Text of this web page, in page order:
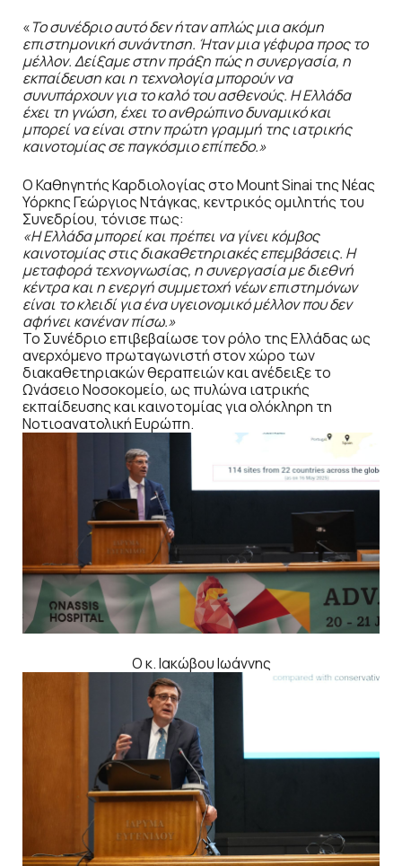
«Το συνέδριο αυτό δεν ήταν απλώς μια ακόμη
επιστημονική συνάντηση. Ήταν μια γέφυρα προς το
μέλλον. Δείξαμε στην πράξη πώς η συνεργασία, η
εκπαίδευση και η τεχνολογία μπορούν να
συνυπάρχουν για το καλό του ασθενούς. Η Ελλάδα
έχει τη γνώση, έχει το ανθρώπινο δυναμικό και
μπορεί να είναι στην πρώτη γραμμή της ιατρικής
καινοτομίας σε παγκόσμιο επίπεδο.»
Ο Καθηγητής Καρδιολογίας στο Mount Sinai της Νέας
Υόρκης Γεώργιος Ντάγκας, κεντρικός ομιλητής του
Συνεδρίου, τόνισε πως:
«Η Ελλάδα μπορεί και πρέπει να γίνει κόμβος
καινοτομίας στις διακαθετηριακές επεμβάσεις. Η
μεταφορά τεχνογνωσίας, η συνεργασία με διεθνή
κέντρα και η ενεργή συμμετοχή νέων επιστημόνων
είναι το κλειδί για ένα υγειονομικό μέλλον που δεν
αφήνει κανέναν πίσω.»
Το Συνέδριο επιβεβαίωσε τον ρόλο της Ελλάδας ως
ανερχόμενο πρωταγωνιστή στον χώρο των
διακαθετηριακών θεραπειών και ανέδειξε το
Ωνάσειο Νοσοκομείο, ως πυλώνα ιατρικής
εκπαίδευσης και καινοτομίας για ολόκληρη τη
Νοτιοανατολική Ευρώπη.
Ο κ. Ιακώβου Ιωάννης